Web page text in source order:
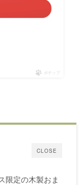
ポチップ
CLOSE
限定の木製おま